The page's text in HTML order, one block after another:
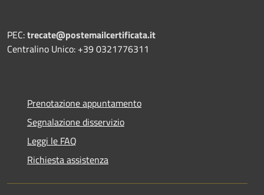
PEC:trecate@postemailcertificata.it
Centralino Unico: +39 0321776311
Prenotazione appuntamento
Segnalazione disservizio
Leggi le FAQ
Richiesta assistenza